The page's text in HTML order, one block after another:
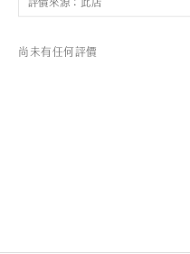
尚未有任何評價